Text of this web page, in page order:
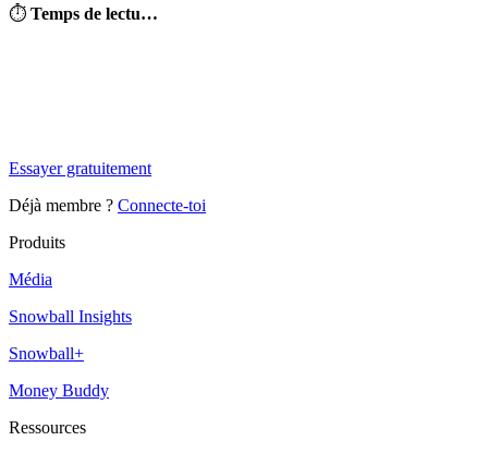
⏱ Temps de lectu…
Essayer gratuitement
Déjà membre ? Connecte-toi
Produits
Média
Snowball Insights
Snowball+
Money Buddy
Ressources